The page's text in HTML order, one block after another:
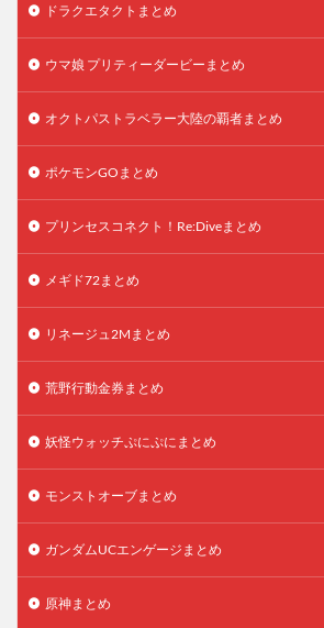
ドラクエタクトまとめ
ウマ娘 プリティーダービーまとめ
オクトパストラベラー大陸の覇者まとめ
ポケモンGOまとめ
プリンセスコネクト！Re:Diveまとめ
メギド72まとめ
リネージュ2Mまとめ
荒野行動金券まとめ
妖怪ウォッチぷにぷにまとめ
モンストオーブまとめ
ガンダムUCエンゲージまとめ
原神まとめ